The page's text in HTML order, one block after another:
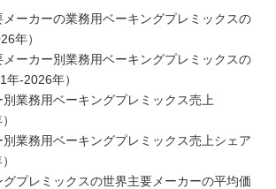
メーカーの業務用ベーキングプレミックスの
年）
メーカー別業務用ベーキングプレミックスの
-2026年）
別業務用ベーキングプレミックス売上
別業務用ベーキングプレミックス売上シェア
グプレミックスの世界主要メーカーの平均価